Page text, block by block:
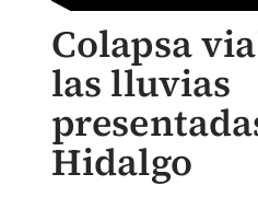
Colapsa
las lluvias
Hidalgo